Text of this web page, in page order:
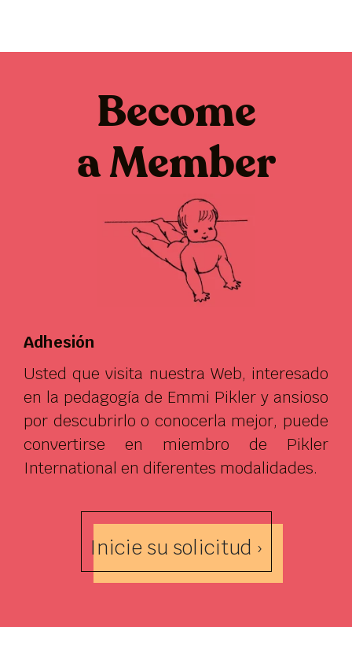
Become
a Member
Adhesión
Usted que visita nuestra Web, interesado
en la pedagogía de Emmi Pikler y ansioso
por descubrirlo o conocerla mejor, puede
convertirse en miembro de Pikler
International en diferentes modalidades.
Inicie su solicitud ›